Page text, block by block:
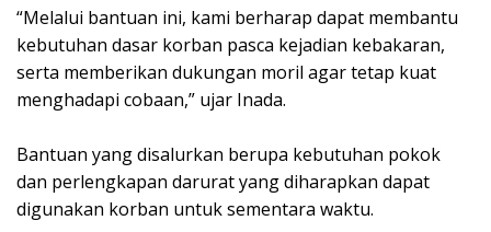
“Melalui bantuan ini, kami berharap dapat membantu
kebutuhan dasar korban pasca kejadian kebakaran,
serta memberikan dukungan moril agar tetap kuat
menghadapi cobaan,” ujar Inada.
Bantuan yang disalurkan berupa kebutuhan pokok
dan perlengkapan darurat yang diharapkan dapat
digunakan korban untuk sementara waktu.